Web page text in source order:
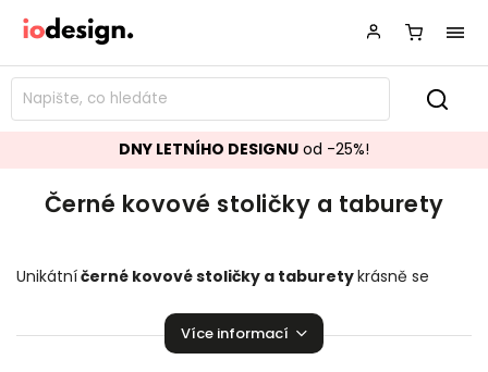
DNY LETNÍHO DESIGNU od -25%!
Černé kovové stoličky a taburety
Unikátníčerné kovovéstoličky a taburetykrásně se
které budou ozdobou vaší domácnosti!
Více informací